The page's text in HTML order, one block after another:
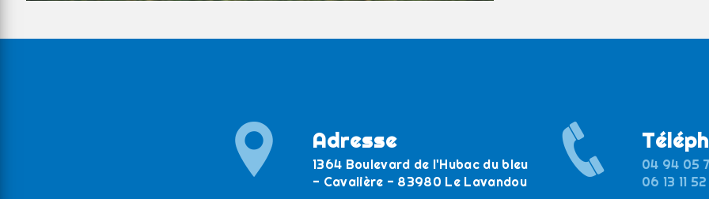
Adresse
1364 Boulevard de l'Hubac du bleu
- Cavalière - 83980 Le Lavandou
04 94 05
06 13 11